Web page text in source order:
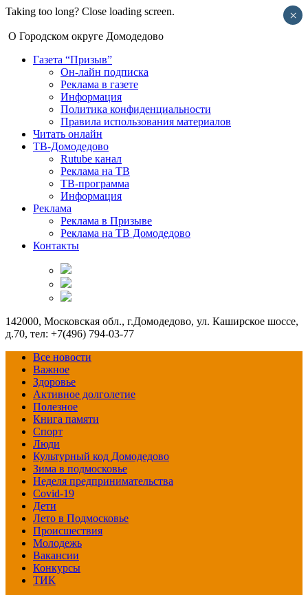
Taking too long? Close loading screen.
О Городском округе Домодедово
Газета “Призыв”
Он-лайн подписка
Реклама в газете
Информация
Политика конфиденциальности
Правила использования материалов
Читать онлайн
ТВ-Домодедово
Rutube канал
Реклама на ТВ
ТВ-программа
Информация
Реклама
Реклама в Призыве
Реклама на ТВ Домодедово
Контакты
142000, Московская обл., г.Домодедово, ул. Каширское шоссе,
д.70, тел: +7(496) 794-03-77
Все новости
Важное
Здоровье
Активное долголетие
Полезное
Книга памяти
Спорт
Люди
Культурный код Домодедово
Зима в подмосковье
Неделя предпринимательства
Covid-19
Дети
Лето в Подмосковье
Происшествия
Молодежь
Вакансии
Конкурсы
ТИК
×